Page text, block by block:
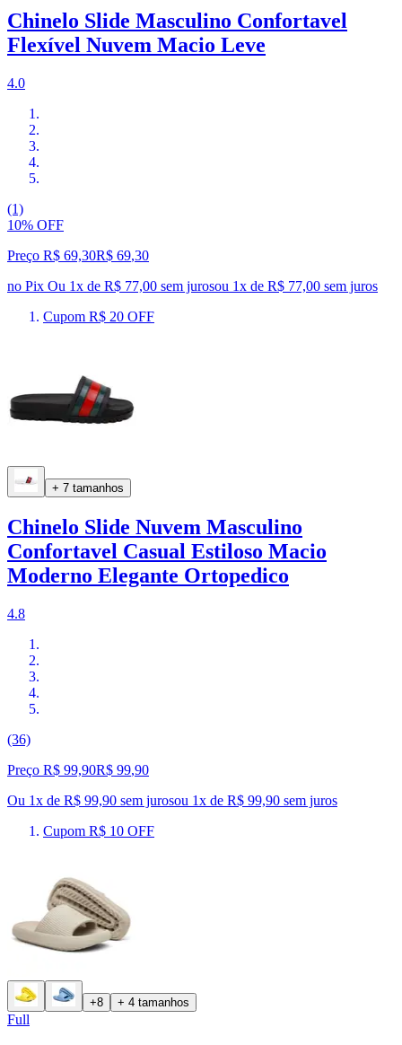
Chinelo Slide Masculino Confortavel
Flexível Nuvem Macio Leve
4.0
(1)
10% OFF
Preço R$ 69,30R$ 69,30
no Pix Ou 1x de R$ 77,00 sem jurosou 1x de R$ 77,00 sem juros
Cupom R$ 20 OFF
+ 7 tamanhos
Chinelo Slide Nuvem Masculino
Confortavel Casual Estiloso Macio
Moderno Elegante Ortopedico
4.8
(36)
Preço R$ 99,90R$ 99,90
Ou 1x de R$ 99,90 sem jurosou 1x de R$ 99,90 sem juros
Cupom R$ 10 OFF
+8 + 4 tamanhos
Full